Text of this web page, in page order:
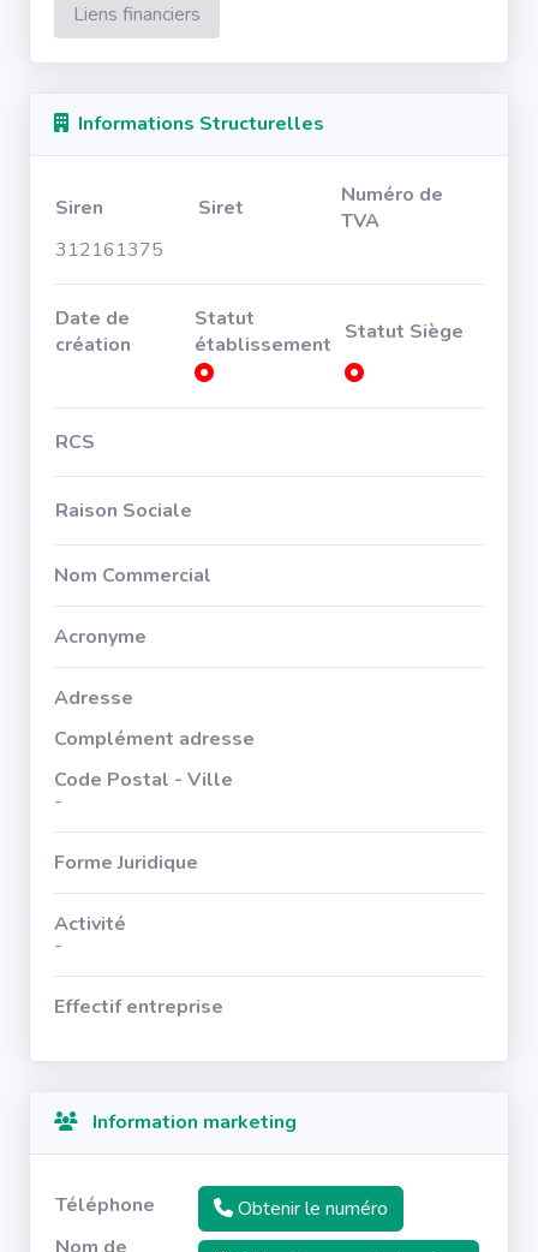
Liens financiers
Informations Structurelles
Siren Siret
Numéro de
TVA
312161375
Date de
création
Statut
établissement Statut Siège
RCS
Raison Sociale
Nom Commercial
Acronyme
Adresse
Complément adresse
Code Postal - Ville
-
Forme Juridique
Activité
-
Effectif entreprise
Information marketing
Téléphone
Obtenir le numéro